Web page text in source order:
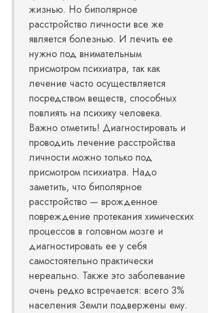
жизнью. Но биполярное
расстройство личности все же
является болезнью. И лечить ее
нужно под внимательным
присмотром психиатра, так как
лечение часто осуществляется
посредством веществ, способных
повлиять на психику человека.
Важно отметить! Диагностировать и
проводить лечение расстройства
личности можно только под
присмотром психиатра. Надо
заметить, что биполярное
расстройство — врожденное
повреждение протекания химических
процессов в головном мозге и
диагностировать ее у себя
самостоятельно практически
нереально. Также это заболевание
очень редко встречается: всего 3%
населения Земли подвержены ему.